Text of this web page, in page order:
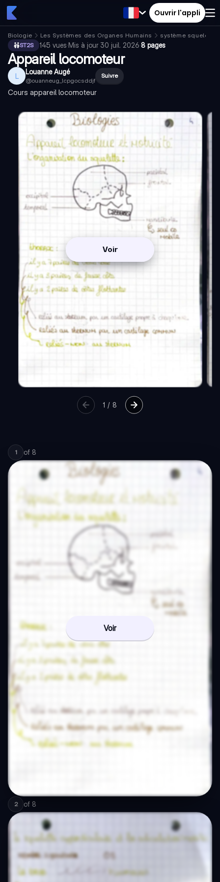
Ouvrir l'appli
Biologie Les Systèmes des Organes Humains
système
ST2S
145 vues·Mis à jour 30 juil. 2026·8 pages
Appareil locomoteur
L Louanne Augé
@ouanneug_lcpgocsddjf
Suivre
Cours appareil locomoteur
Voir
1 / 8
1 of 8
Voir
2 of 8